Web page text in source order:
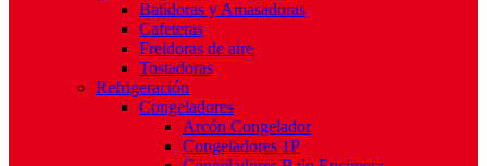
Batidoras y Amasadoras
Cafeteras
Freidoras de aire
Tostadoras
Refrigeración
Congeladores
Arcón Congelador
Congeladores 1P